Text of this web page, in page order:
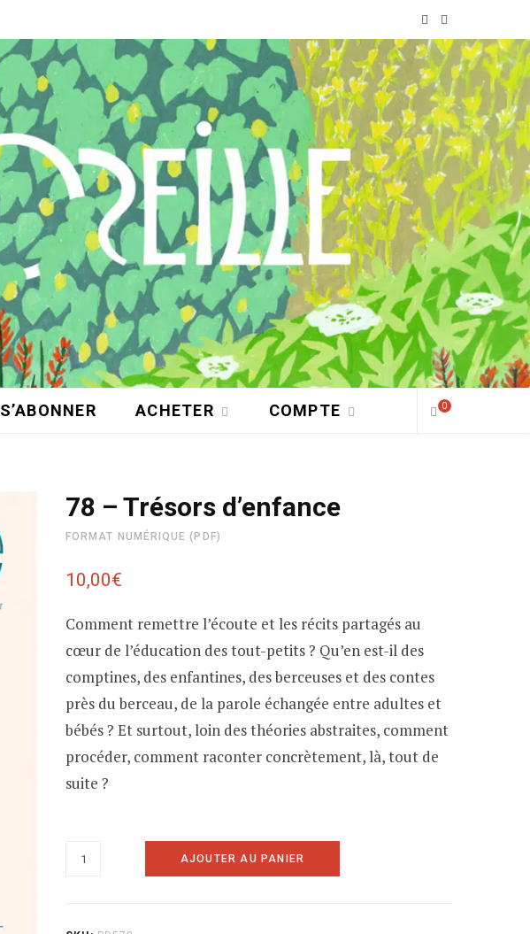
a
c
e
b
o
k
n
s
t
g
r
a
m
S’ABONNER ACHETER COMPTE 0
R
D
78 – Trésors d’enfance
FORMAT NUMÉRIQUE (PDF)
10,00€
Comment remettre l’écoute et les récits partagés au
cœur de l’éducation des tout-petits ? Qu’en est-il des
comptines, des enfantines, des berceuses et des contes
près du berceau, de la parole échangée entre adultes et
bébés ? Et surtout, loin des théories abstraites, comment
procéder, comment raconter concrètement, là, tout de
suite ?
AJOUTER AU PANIER